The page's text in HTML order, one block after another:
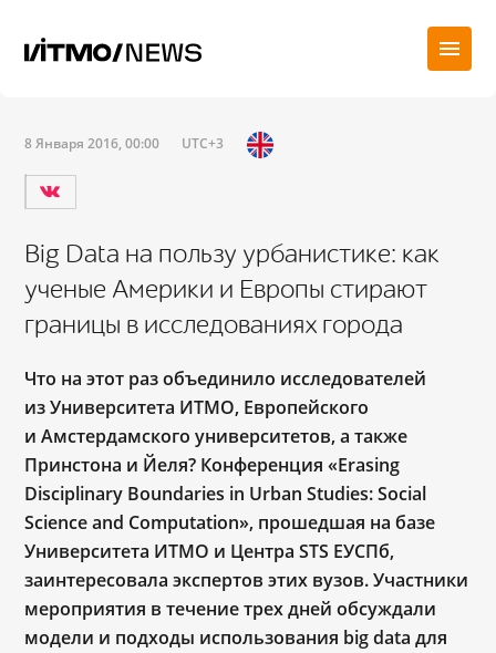
8 Января 2016, 00:00 UTC+3
Big Data на пользу урбанистике: как
ученые Америки и Европы стирают
границы в исследованиях города
Что на этот раз объединило исследователей
из Университета ИТМО, Европейского
и Амстердамского университетов, а также
Принстона и Йеля? Конференция «Erasing
Disciplinary Boundaries in Urban Studies: Social
Science and Computation», прошедшая на базе
Университета ИТМО и Центра STS ЕУСПб,
заинтересовала экспертов этих вузов. Участники
мероприятия в течение трех дней обсуждали
модели и подходы использования big data для